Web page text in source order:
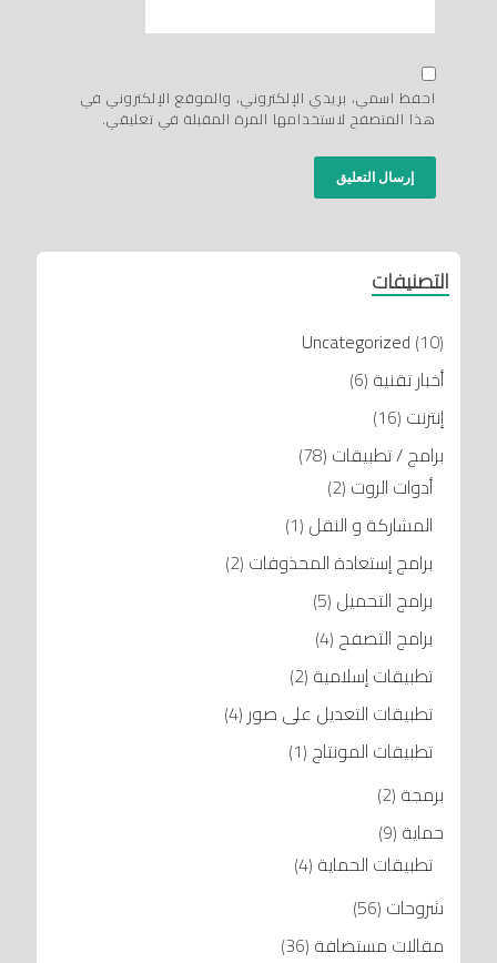
احفظ اسمي، بريدي الإلكتروني، والموقع الإلكتروني في
هذا المتصفح لاستخدامها المرة المقبلة في تعليقي.
التصنيفات
Uncategorized (10)
أخبار تقنية (6)
إنترنت (16)
برامج / تطبيقات (78)
أدوات الروت (2)
المشاركة و النقل (1)
برامج إستعادة المحذوفات (2)
برامج التحميل (5)
برامج التصفح (4)
تطبيقات إسلامية (2)
تطبيقات التعديل على صور (4)
تطبيقات المونتاج (1)
برمجة (2)
حماية (9)
تطبيقات الحماية (4)
شروحات (56)
مقالات مستضافة (36)